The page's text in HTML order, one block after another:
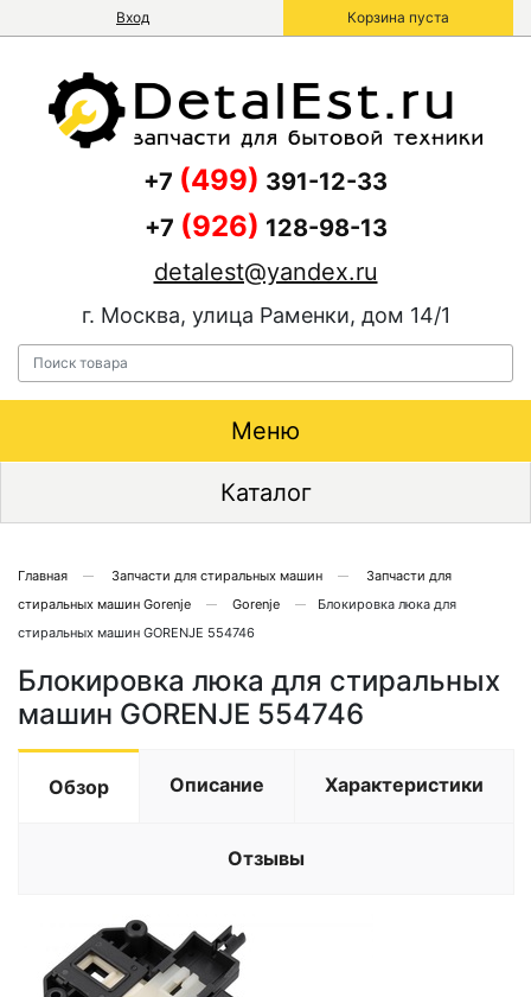
Вход Корзина пуста
+7 (499) 391-12-33
+7 (926) 128-98-13
detalest@yandex.ru
г. Москва, улица Раменки, дом 14/1
Меню
Каталог
Главная Запчасти для стиральных машин
Запчасти для
стиральных машин Gorenje
Gorenje
Блокировка люка для
стиральных машин GORENJE 554746
Блокировка люка для стиральных
машин GORENJE 554746
Обзор Описание Характеристики
Отзывы